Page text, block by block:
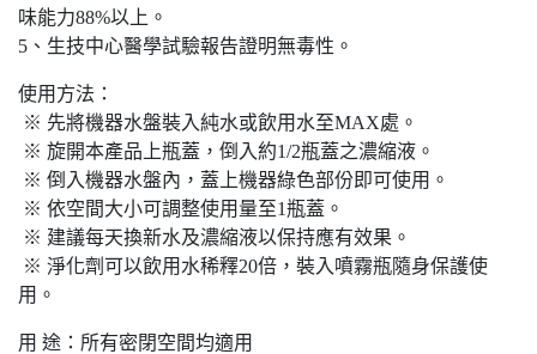
味能力88%以上。
5、生技中心醫學試驗報告證明無毒性。
使用方法：
※ 先將機器水盤裝入純水或飲用水至MAX處。
※ 旋開本產品上瓶蓋，倒入約1/2瓶蓋之濃縮液。
※ 倒入機器水盤內，蓋上機器綠色部份即可使用。
※ 依空間大小可調整使用量至1瓶蓋。
※ 建議每天換新水及濃縮液以保持應有效果。
※ 淨化劑可以飲用水稀釋20倍，裝入噴霧瓶隨身保護使
用。
用 途：所有密閉空間均適用